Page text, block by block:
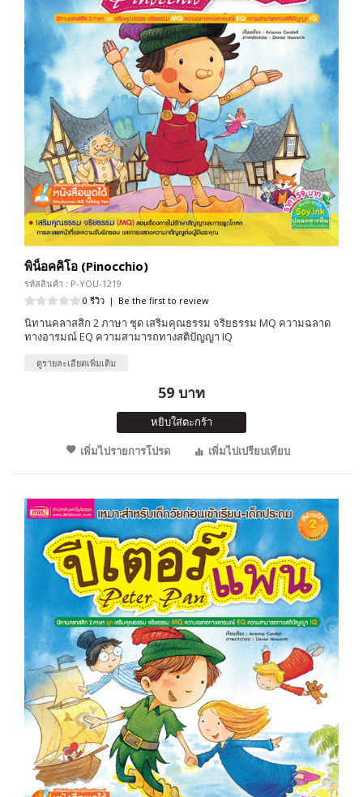
พิน็อคคิโอ (Pinocchio)
รหัสสินค้า : P-YOU-1219
0 รีวิว | Be the first to review
นิทานคลาสสิก 2 ภาษา ชุด เสริมคุณธรรม จริยธรรม MQ ความฉลาด
ทางอารมณ์ EQ ความสามารถทางสติปัญญา IQ
ดูรายละเอียดเพิ่มเติม
59 บาท
หยิบใส่ตะกร้า
เพิ่มไปรายการโปรด
เพิ่มไปเปรียบเทียบ